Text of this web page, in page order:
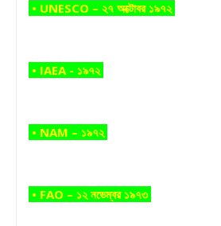
• UNESCO – ২৭ অক্টোবর ১৯৭২
• IAEA - ১৯৭২
• NAM – ১৯৭২
• FAO – ১২ নভেম্বর ১৯৭৩